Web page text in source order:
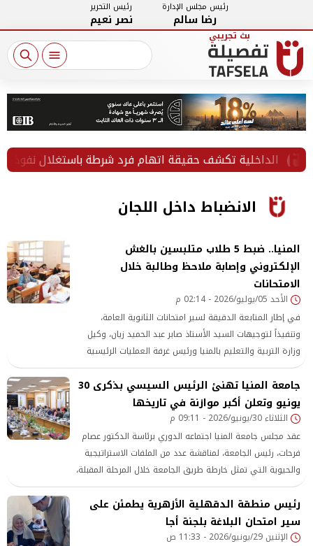
رئيس مجلس الإدارة
رضا سالم
رئيس التحرير
نصر نعيم
الداخلية تكشف حقيقة اتهام فرد شرطة باستغلال نفوذه في
الانضباط داخل اللجان
المنيا.. ضبط 5 طلاب متلبسين بالغش
الإلكتروني وإصابة ملاحظ وطالبة خلال
الامتحانات
الأحد 05/يوليو/2026 - 02:14 م
في إطار المتابعة الدقيقة لسير امتحانات الثانوية العامة،
وتنفيذاً لتوجيهات السيد الأستاذ صابر عبد الحميد زيان، وكيل
وزارة التربية والتعليم بالمنيا ورئيس غرفة العمليات الرئيسية
بالمديرية، بتشديد إجراءات الانضباط داخل اللجان والتصدي بكل
حزم لكافة صور الغش، واصلت غرفة العمليات الرئيسية متابعة
أعمال الامتحانات على مدار الساعة، حيث تم رصد عدد من الوقائع
والتعامل معها فوراً وفقاً للوائح المنظمة.
جامعة المنيا تهنئ الرئيس السيسي بذكرى 30
يونيو وتعلن أكبر موازنة في تاريخها
الثلاثاء 30/يونيو/2026 - 09:11 م
عقد مجلس جامعة المنيا اجتماعه الدوري برئاسة الدكتور عصام
فرحات، رئيس الجامعة، لمناقشة عدد من الملفات الاستراتيجية
والحيوية التي تمثل خارطة طريق الجامعة خلال المرحلة المقبلة،
إلى جانب استعراض حصاد عام مالي استثنائي يُعد الأكبر
والأهم في تاريخ الجامعة، بما يعكس حجم الإنجازات التي
تحققت في قطاعات التعليم والبحث العلمي والرعاية الصحية
وخدمة المجتمع.
رئيس منطقة الدقهلية الأزهرية يطمئن على
سير امتحان البلاغة بلجنة أجا
الإثنين 29/يونيو/2026 - 11:33 ص